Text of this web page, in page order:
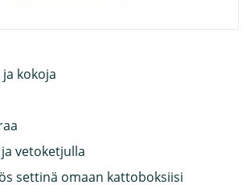
kokoja
vetoketjulla
settinä omaan kattoboksiisi